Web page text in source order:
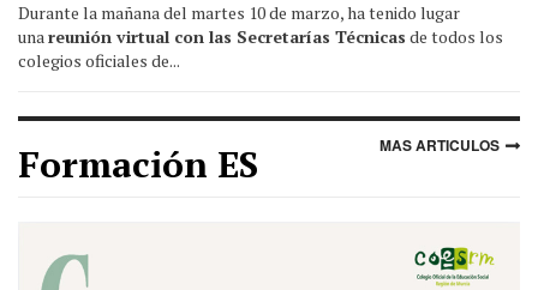
Durante la mañana del martes 10 de marzo, ha tenido lugar
unareunión virtual con las Secretarías Técnicas de todos los
colegios oficiales de...
Formación ES MAS ARTICULOS